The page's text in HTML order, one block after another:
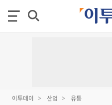
이투데이 산업 유통